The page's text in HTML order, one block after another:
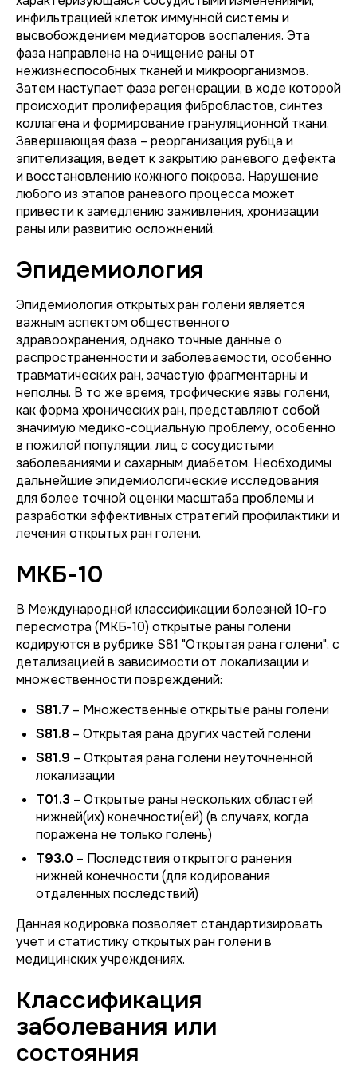
инфильтрацией клеток иммунной системы и
высвобождением медиаторов воспаления. Эта
фаза направлена на очищение раны от
нежизнеспособных тканей и микроорганизмов.
Затем наступает фаза регенерации, в ходе которой
происходит пролиферация фибробластов, синтез
коллагена и формирование грануляционной ткани.
Завершающая фаза – реорганизация рубца и
эпителизация, ведет к закрытию раневого дефекта
и восстановлению кожного покрова. Нарушение
любого из этапов раневого процесса может
привести к замедлению заживления, хронизации
раны или развитию осложнений.
Эпидемиология
Эпидемиология открытых ран голени является
важным аспектом общественного
здравоохранения, однако точные данные о
распространенности и заболеваемости, особенно
травматических ран, зачастую фрагментарны и
неполны. В то же время, трофические язвы голени,
как форма хронических ран, представляют собой
значимую медико-социальную проблему, особенно
в пожилой популяции, лиц с сосудистыми
заболеваниями и сахарным диабетом. Необходимы
дальнейшие эпидемиологические исследования
для более точной оценки масштаба проблемы и
разработки эффективных стратегий профилактики и
лечения открытых ран голени.
МКБ-10
В Международной классификации болезней 10-го
пересмотра (МКБ-10) открытые раны голени
кодируются в рубрике S81 "Открытая рана голени", с
детализацией в зависимости от локализации и
множественности повреждений:
S81.7 – Множественные открытые раны голени
S81.8 – Открытая рана других частей голени
S81.9 – Открытая рана голени неуточненной
локализации
Т01.3 – Открытые раны нескольких областей
нижней(их) конечности(ей) (в случаях, когда
поражена не только голень)
Т93.0 – Последствия открытого ранения
нижней конечности (для кодирования
отдаленных последствий)
Данная кодировка позволяет стандартизировать
учет и статистику открытых ран голени в
медицинских учреждениях.
Классификация
заболевания или
состояния